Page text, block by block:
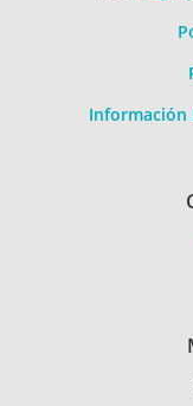
Información